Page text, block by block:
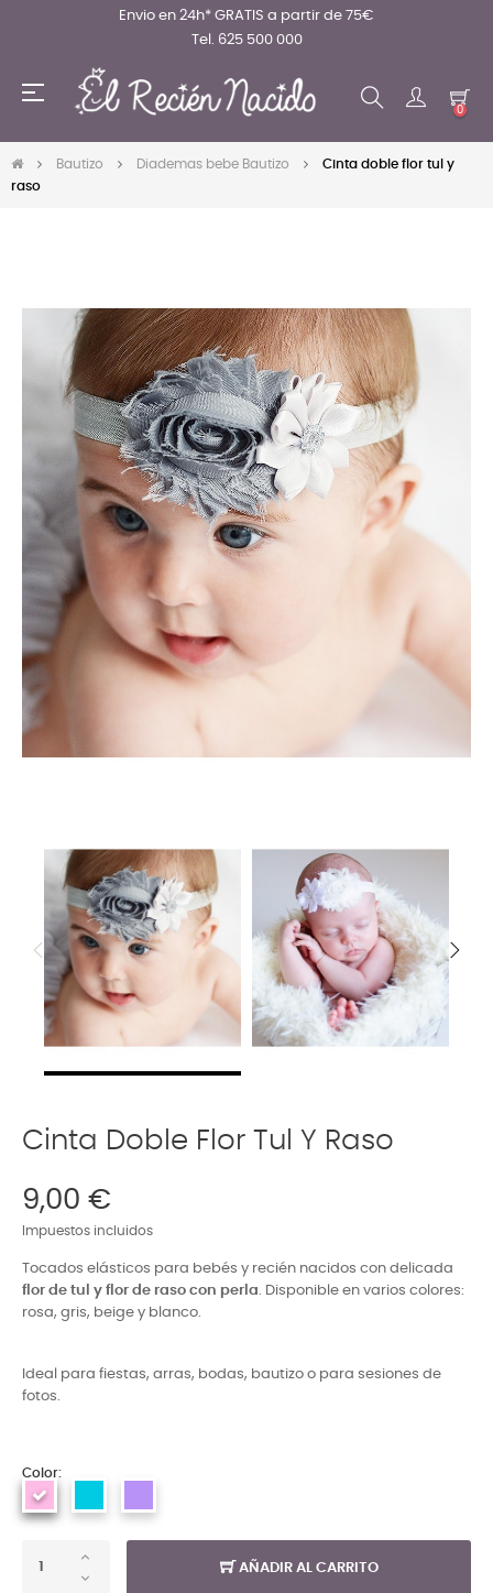
Envio en 24h* GRATIS a partir de 75€
Tel. 625 500 000
Navegación
☰
0
Bautizo Diademas bebe Bautizo
Cinta doble flor tul y
raso
Cinta Doble Flor Tul Y Raso
9,00 €
Impuestos incluidos
Tocados elásticos para bebés y recién nacidos con delicada
flor de tul y flor de raso con perla. Disponible en varios colores:
rosa, gris, beige y blanco.
Ideal para fiestas, arras, bodas, bautizo o para sesiones de
fotos.
Color:
AÑADIR AL CARRITO